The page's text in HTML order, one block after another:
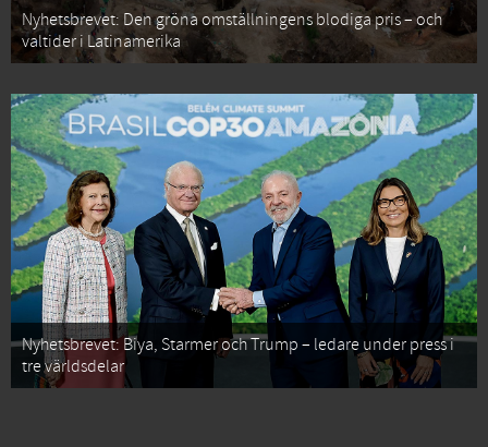
Nyhetsbrevet: Den gröna omställningens blodiga pris – och
valtider i Latinamerika
Nyhetsbrevet: Biya, Starmer och Trump – ledare under press i
tre världsdelar